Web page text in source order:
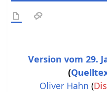
Version vom 29.
Oliver Hahn (